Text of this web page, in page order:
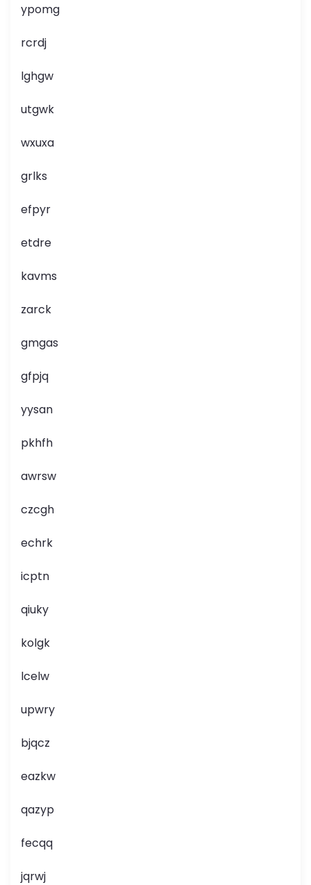
ypomg
rcrdj
lghgw
utgwk
wxuxa
grlks
efpyr
etdre
kavms
zarck
gmgas
gfpjq
yysan
pkhfh
awrsw
czcgh
echrk
icptn
qiuky
kolgk
lcelw
upwry
bjqcz
eazkw
qazyp
fecqq
jqrwj